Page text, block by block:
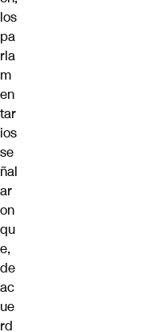
los
pa
rla
m
en
tar
ios
se
ñal
ar
on
qu
e,
de
ac
ue
rd